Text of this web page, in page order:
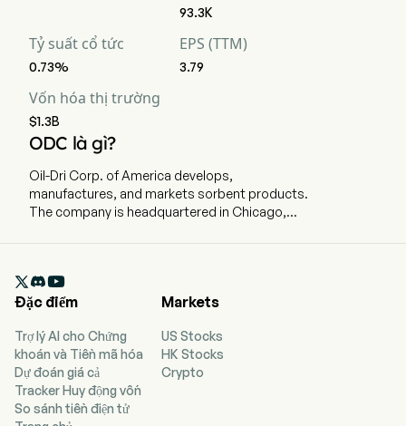
93.3K
Tỷ suất cổ tức
0.73%
EPS (TTM)
3.79
Vốn hóa thị trường
$1.3B
ODC là gì?
Oil-Dri Corp. of America develops,
manufactures, and markets sorbent products.
The company is headquartered in Chicago,
Business Products Group. The Retail and
Wholesale Products Group segment's
farm and fleet channel, drugstore chains, pet
specialty retail outlets, dollar stores, marketers
of consumer products, and others. The
Business to Business Products Group
segment's customers include processors and

Đặc điểm
Trợ lý AI cho Chứng
khoán và Tiền mã hóa
Dự đoán giá cả
Tracker Huy động vốn
So sánh tiền điện tử
Markets
US Stocks
HK Stocks
Crypto